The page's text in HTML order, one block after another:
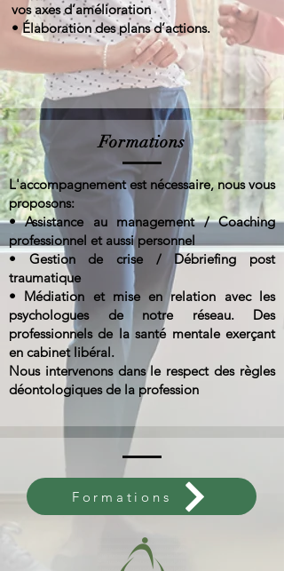
vos axes d’amélioration
• Élaboration des plans d’actions.
Formations
L'accompagnement est nécessaire, nous vous
proposons:
• Assistance au management / Coaching
professionnel et aussi personnel
• Gestion de crise / Débriefing post
traumatique
• Médiation et mise en relation avec les
psychologues de notre réseau. Des
professionnels de la santé mentale exerçant
en cabinet libéral.
Nous intervenons dans le respect des règles
déontologiques de la profession
Formations